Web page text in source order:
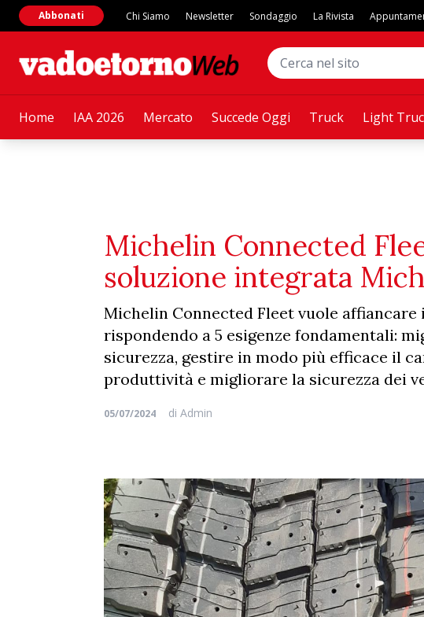
Home IAA 2026 Mercato Succede Oggi Truck Light
Abbonati Chi Siamo Newsletter Sondaggio La Rivista
Michelin Connected
soluzione integrata
Michelin Connected Fleet vuole
rispondendo a 5 esigenze fondamentali:
sicurezza, gestire in modo più efficace il
produttività e migliorare la sicurezza dei
05/07/2024 di Admin